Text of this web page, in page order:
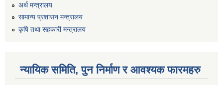
अर्थ मन्त्रालय
सामान्य प्रशासन मन्त्रालय
कृषि तथा सहकारी मन्त्रालय
न्यायिक समिति, पुन निर्माण र आवश्यक फारमहरु